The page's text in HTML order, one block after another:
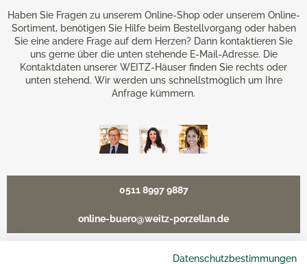
Datenschutzbestimmungen
Haben Sie Fragen zu unserem Online-Shop oder unserem Online-
Sortiment, benötigen Sie Hilfe beim Bestellvorgang oder haben
Sie eine andere Frage auf dem Herzen? Dann kontaktieren Sie
uns gerne über die unten stehende E-Mail-Adresse. Die
Kontaktdaten unserer WEITZ-Häuser finden Sie rechts oder
unten stehend. Wir werden uns schnellstmöglich um Ihre
Anfrage kümmern.
0511 8997 9887
online-buero@weitz-porzellan.de